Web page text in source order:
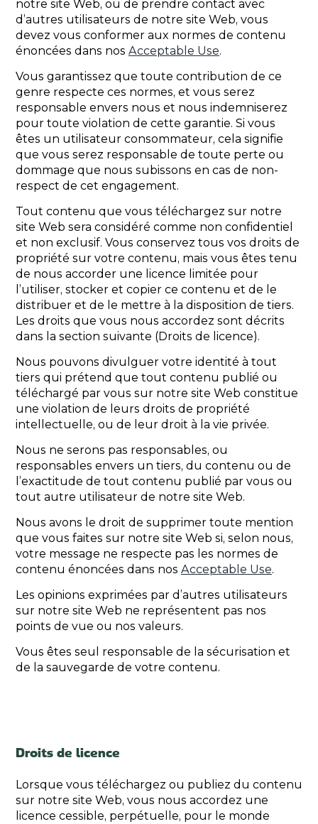
notre site Web, ou de prendre contact avec
d’autres utilisateurs de notre site Web, vous
devez vous conformer aux normes de contenu
énoncées dans nos Acceptable Use.
Vous garantissez que toute contribution de ce
genre respecte ces normes, et vous serez
responsable envers nous et nous indemniserez
pour toute violation de cette garantie. Si vous
êtes un utilisateur consommateur, cela signifie
que vous serez responsable de toute perte ou
dommage que nous subissons en cas de non-
respect de cet engagement.
Tout contenu que vous téléchargez sur notre
site Web sera considéré comme non confidentiel
et non exclusif. Vous conservez tous vos droits de
propriété sur votre contenu, mais vous êtes tenu
de nous accorder une licence limitée pour
l’utiliser, stocker et copier ce contenu et de le
distribuer et de le mettre à la disposition de tiers.
Les droits que vous nous accordez sont décrits
dans la section suivante (Droits de licence).
Nous pouvons divulguer votre identité à tout
tiers qui prétend que tout contenu publié ou
téléchargé par vous sur notre site Web constitue
une violation de leurs droits de propriété
intellectuelle, ou de leur droit à la vie privée.
Nous ne serons pas responsables, ou
responsables envers un tiers, du contenu ou de
l’exactitude de tout contenu publié par vous ou
tout autre utilisateur de notre site Web.
Nous avons le droit de supprimer toute mention
que vous faites sur notre site Web si, selon nous,
votre message ne respecte pas les normes de
contenu énoncées dans nos Acceptable Use.
Les opinions exprimées par d’autres utilisateurs
sur notre site Web ne représentent pas nos
points de vue ou nos valeurs.
Vous êtes seul responsable de la sécurisation et
de la sauvegarde de votre contenu.
Droits de licence
Lorsque vous téléchargez ou publiez du contenu
sur notre site Web, vous nous accordez une
licence cessible, perpétuelle, pour le monde